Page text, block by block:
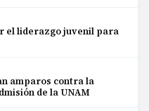
el liderazgo juvenil para
amparos contra la
de la UNAM